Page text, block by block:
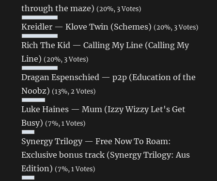
through the maze) (20%, 3 Votes)
Kreidler — Klove Twin (Schemes) (20%, 3 Votes)
Rich The Kid — Calling My Line (Calling My
Line) (20%, 3 Votes)
Dragan Espenschied — p2p (Education of the
Noobz) (13%, 2 Votes)
Luke Haines — Mum (Izzy Wizzy Let's Get
Busy) (7%, 1 Votes)
Synergy Trilogy — Free Now To Roam:
Exclusive bonus track (Synergy Trilogy: Aus
Edition) (7%, 1 Votes)